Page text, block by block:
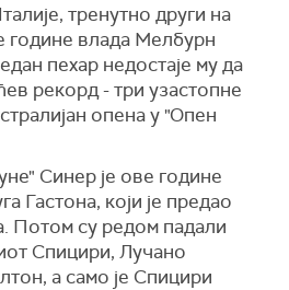
тренутно други на
године влада Мелбурн
пехар недостаје му да
рекорд - три узастопне
опена у "Опен
Синер је ове године
Гастона, који је предао
Потом су редом падали
Спицири, Лучано
а само је Спицири